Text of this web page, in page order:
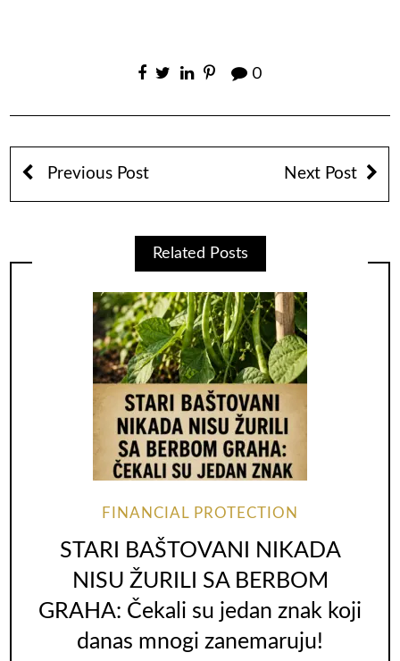
0
Previous Post Next Post
Related Posts
FINANCIAL PROTECTION
STARI BAŠTOVANI NIKADA
NISU ŽURILI SA BERBOM
GRAHA: Čekali su jedan znak koji
danas mnogi zanemaruju!